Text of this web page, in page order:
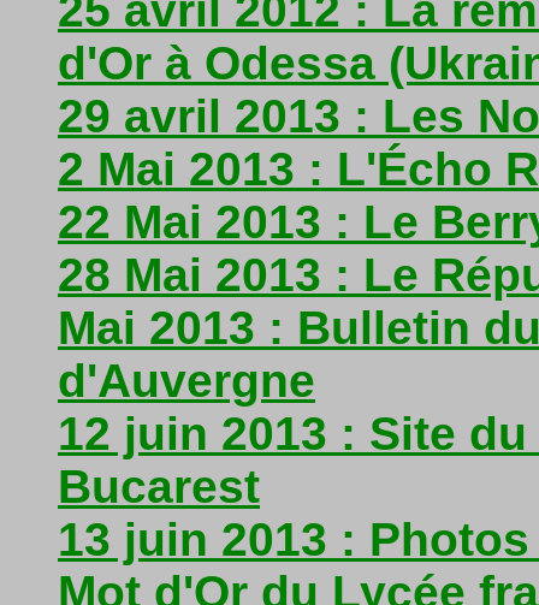
25 avril 2012 : La
d'Or à Odessa
29 avril 2013 : Les
2 Mai 2013 : L'Écho
22 Mai 2013 : Le
28 Mai 2013 : Le
Mai 2013 : Bulletin
d'Auvergne
12 juin 2013 : Site
Bucarest
13 juin 2013 :
Mot d'Or du Lycée